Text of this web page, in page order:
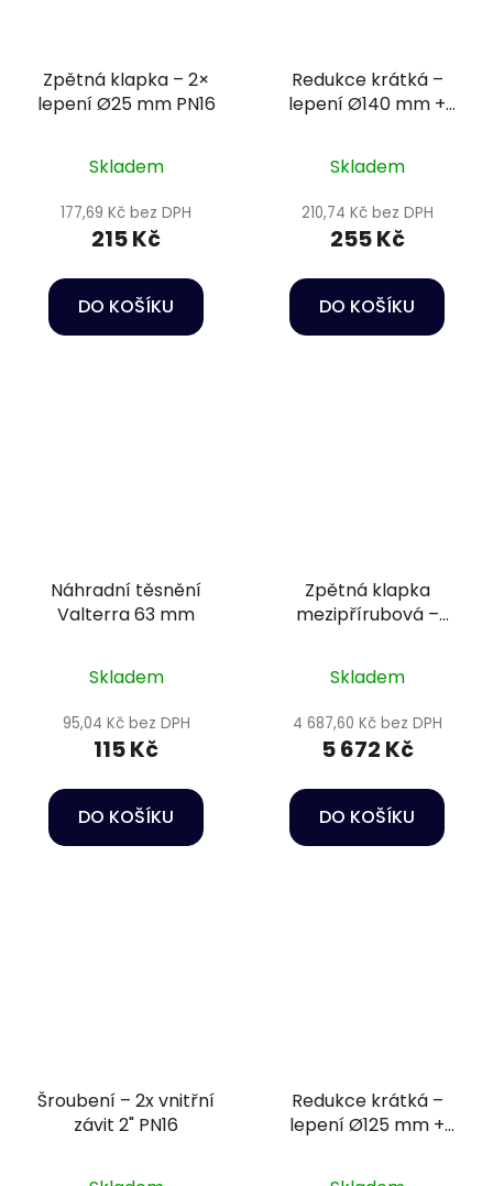
Zpětná klapka – 2×
lepení Ø25 mm PN16
Skladem
177,69 Kč bez DPH
215 Kč
DO KOŠÍKU
Redukce krátká –
lepení Ø140 mm +
Skladem
210,74 Kč bez DPH
255 Kč
DO KOŠÍKU
Náhradní těsnění
Valterra 63 mm
Skladem
95,04 Kč bez DPH
115 Kč
DO KOŠÍKU
Zpětná klapka
mezipřírubová –
těsnění EPDM
Skladem
4 687,60 Kč bez DPH
5 672 Kč
DO KOŠÍKU
Šroubení – 2x vnitřní
závit 2" PN16
Redukce krátká –
lepení Ø125 mm +